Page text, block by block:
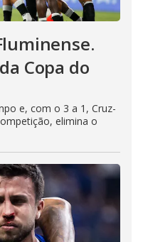
Copa do
e, com o 3 a 1, Cruz-
elimina o